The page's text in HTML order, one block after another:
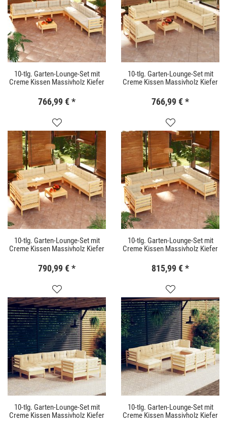
10-tlg. Garten-Lounge-Set mit
Creme Kissen Massivholz Kiefer
766,99 €*
10-tlg. Garten-Lounge-Set mit
Creme Kissen Massivholz Kiefer
766,99 €*
10-tlg. Garten-Lounge-Set mit
Creme Kissen Massivholz Kiefer
790,99 €*
10-tlg. Garten-Lounge-Set mit
Creme Kissen Massivholz Kiefer
815,99 €*
10-tlg. Garten-Lounge-Set mit
Creme Kissen Massivholz Kiefer
10-tlg. Garten-Lounge-Set mit
Creme Kissen Massivholz Kiefer